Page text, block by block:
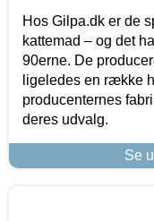
Hos Gilpa.dk er de
kattemad – og det
90erne. De
ligeledes en række
producenternes
deres udvalg.
Se